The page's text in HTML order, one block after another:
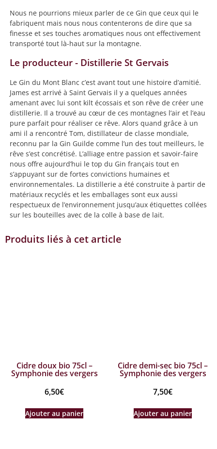
Nous ne pourrions mieux parler de ce Gin que ceux qui le
fabriquent mais nous nous contenterons de dire que sa
finesse et ses touches aromatiques nous ont effectivement
transporté tout là-haut sur la montagne.
Le producteur - Distillerie St Gervais
Le Gin du Mont Blanc c’est avant tout une histoire d’amitié.
James est arrivé à Saint Gervais il y a quelques années
amenant avec lui sont kilt écossais et son rêve de créer une
distillerie. Il a trouvé au cœur de ces montagnes l’air et l’eau
pure parfait pour réaliser ce rêve. Alors quand grâce à un
ami il a rencontré Tom, distillateur de classe mondiale,
reconnu par la Gin Guilde comme l’un des tout meilleurs, le
rêve s’est concrétisé. L’alliage entre passion et savoir-faire
nous offre aujourd’hui le top du Gin français tout en
s’appuyant sur de fortes convictions humaines et
environnementales. La distillerie a été construite à partir de
matériaux recyclés et les emballages sont eux aussi
respectueux de l’environnement jusqu’aux étiquettes collées
sur les bouteilles avec de la colle à base de lait.
Produits liés à cet article
Cidre doux bio 75cl –
Symphonie des vergers
6,50€
Ajouter au panier
Cidre demi-sec bio 75cl –
Symphonie des vergers
7,50€
Ajouter au panier